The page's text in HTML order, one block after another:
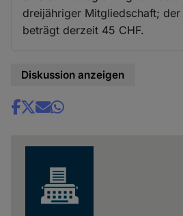
dreijähriger Mitgliedschaft;
beträgt derzeit 45 CHF.
Diskussion anzeigen
Share